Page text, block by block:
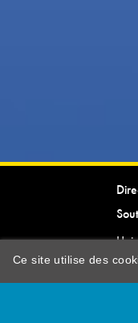
Ce site utilise des